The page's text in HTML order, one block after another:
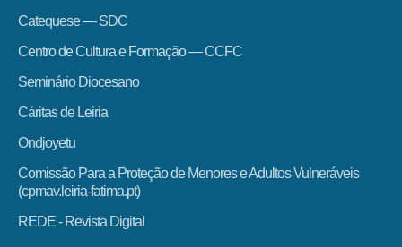
Catequese — SDC
Centro de Cultura e Formação — CCFC
Seminário Diocesano
Cáritas de Leiria
Ondjoyetu
Comissão Para a Proteção de Menores e Adultos Vulneráveis
(cpmav.leiria-fatima.pt)
REDE - Revista Digital